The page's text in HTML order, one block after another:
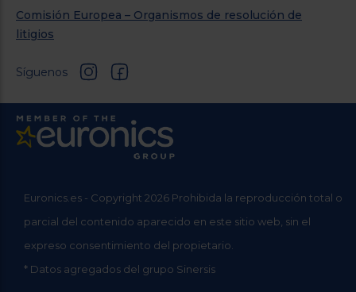
Comisión Europea – Organismos de resolución de
litigios
Síguenos
Euronics.es - Copyright 2026 Prohibida la reproducción total o
parcial del contenido aparecido en este sitio web, sin el
expreso consentimiento del propietario.
* Datos agregados del grupo Sinersis